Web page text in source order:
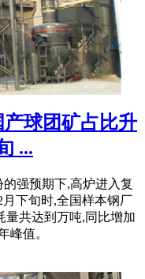
球团矿占比升
...
的强预期下,高炉进入复
下旬时,全国样本钢厂
量共达到万吨,同比增加
峰值。